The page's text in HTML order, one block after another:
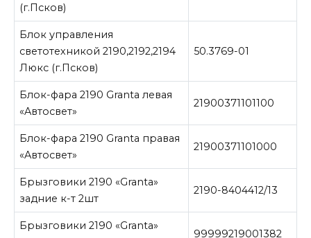
(г.Псков)
Блок управления
светотехникой 2190,2192,2194
Люкс (г.Псков)
50.3769-01
Блок-фара 2190 Granta левая
«Aвтосвет»
21900371101100
Блок-фара 2190 Granta правая
«Aвтосвет»
21900371101000
Брызговики 2190 «Granta»
задние к-т 2шт
2190-8404412/13
Брызговики 2190 «Granta»
99999219001382